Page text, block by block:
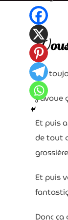
J’ai
Et puis
de tout
Et puis
Donc ça